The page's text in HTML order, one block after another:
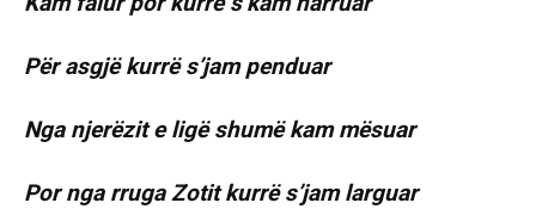
Për asgjë kurrë s’jam penduar
Nga njerëzit e ligë shumë kam mësuar
Por nga rruga Zotit kurrë s’jam larguar